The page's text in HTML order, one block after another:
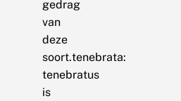
gedrag
van
deze
soort.tenebrata:
tenebratus
is